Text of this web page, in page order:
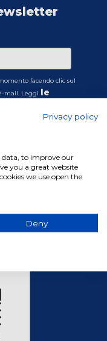
facendo clic sul
mail. Leggi le
saranno trasferite a
privacy di
Privacy policy
data, to improve our
you a great website
we use open the
Deny